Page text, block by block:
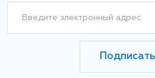
Введите электронный адрес